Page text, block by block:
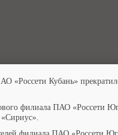
«Россети Кубань»
филиала ПАО «Россети
«Сириус».